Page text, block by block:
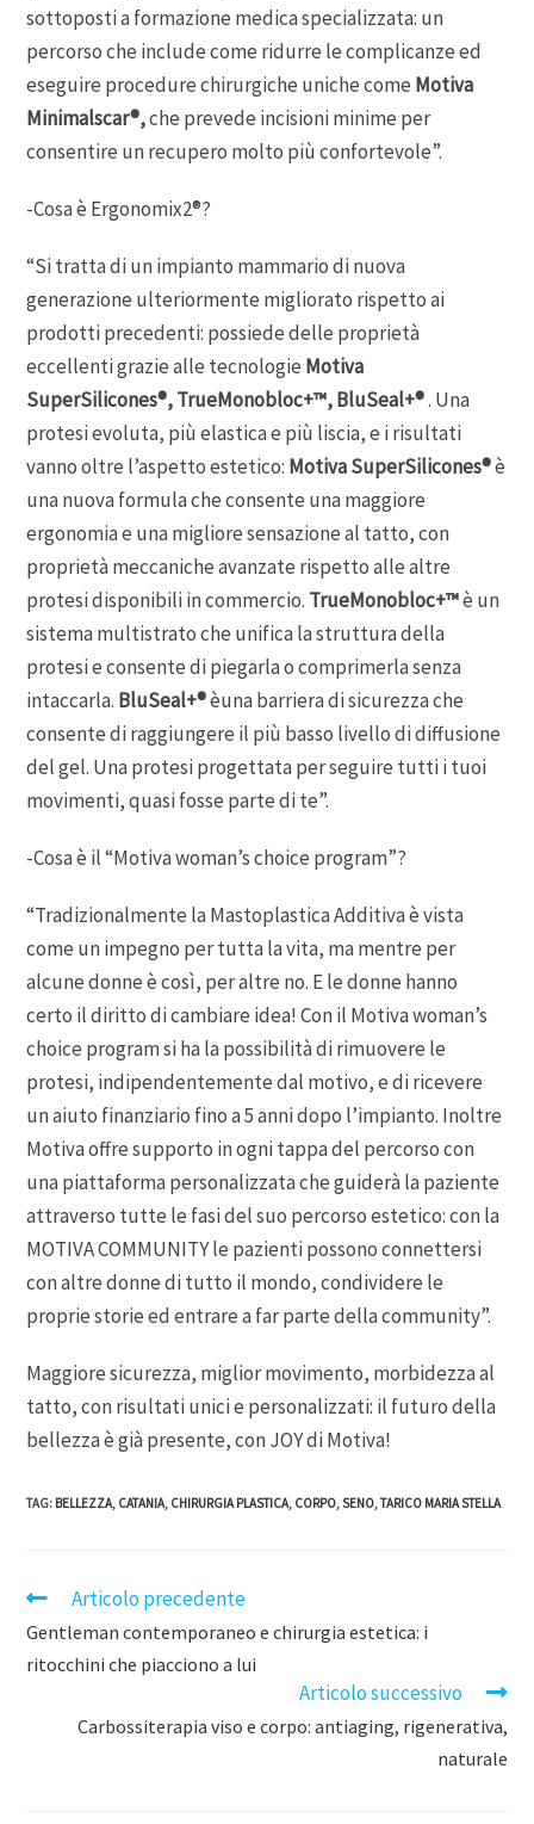
sottoposti a formazione medica specializzata: un
percorso che include come ridurre le complicanze ed
eseguire procedure chirurgiche uniche come Motiva
Minimalscar®,che prevede incisioni minime per
consentire un recupero molto più confortevole”.
-Cosa è Ergonomix2®?
“Si tratta di un impianto mammario di nuova
generazione ulteriormente migliorato rispetto ai
prodotti precedenti: possiede delle proprietà
eccellenti grazie alle tecnologie Motiva
SuperSilicones®, TrueMonobloc+™, BluSeal+®. Una
protesi evoluta, più elastica e più liscia, e i risultati
vanno oltre l’aspetto estetico: Motiva SuperSilicones®è
una nuova formula che consente una maggiore
ergonomia e una migliore sensazione al tatto, con
proprietà meccaniche avanzate rispetto alle altre
protesi disponibili in commercio. TrueMonobloc+™è un
sistema multistrato che unifica la struttura della
protesi e consente di piegarla o comprimerla senza
intaccarla. BluSeal+®èuna barriera di sicurezza che
consente di raggiungere il più basso livello di diffusione
del gel. Una protesi progettata per seguire tutti i tuoi
movimenti, quasi fosse parte di te”.
-Cosa è il “Motiva woman’s choice program”?
“Tradizionalmente la Mastoplastica Additiva è vista
come un impegno per tutta la vita, ma mentre per
alcune donne è così, per altre no. E le donne hanno
certo il diritto di cambiare idea! Con il Motiva woman’s
choice program si ha la possibilità di rimuovere le
protesi, indipendentemente dal motivo, e di ricevere
un aiuto finanziario fino a 5 anni dopo l’impianto. Inoltre
Motiva offre supporto in ogni tappa del percorso con
una piattaforma personalizzata che guiderà la paziente
attraverso tutte le fasi del suo percorso estetico: con la
MOTIVA COMMUNITY le pazienti possono connettersi
con altre donne di tutto il mondo, condividere le
proprie storie ed entrare a far parte della community”.
Maggiore sicurezza, miglior movimento, morbidezza al
tatto, con risultati unici e personalizzati: il futuro della
bellezza è già presente, con JOY di Motiva!
TAG: BELLEZZA, CATANIA, CHIRURGIA PLASTICA, CORPO,SENO,TARICO MARIA STELLA
Articolo precedente
Gentleman contemporaneo e chirurgia estetica: i
ritocchini che piacciono a lui
Articolo successivo
Carbossiterapia viso e corpo: antiaging, rigenerativa,
naturale